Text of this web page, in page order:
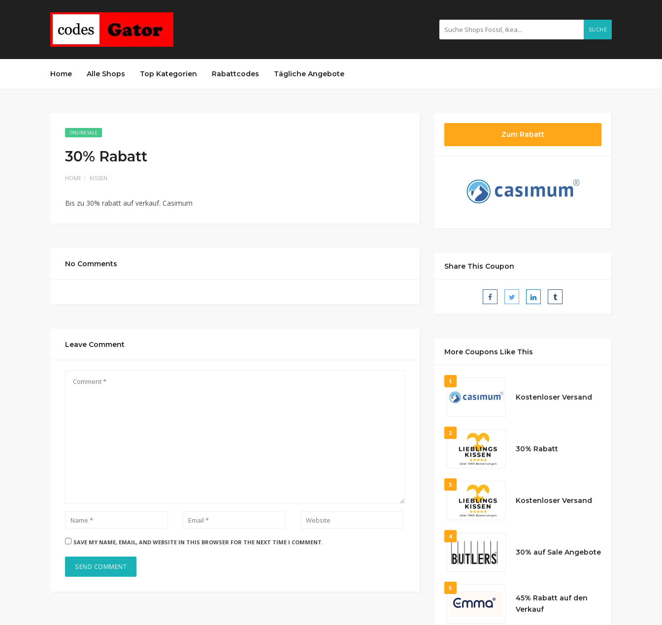
SUCHE
Home Alle Shops Top Kategorien Rabattcodes Tägliche Angebote
ONLINE SALE
30% Rabatt
HOME KISSEN
Bis zu 30% rabatt auf verkauf. Casimum
No Comments
Leave Comment
SAVE MY NAME, EMAIL, AND WEBSITE IN THIS BROWSER FOR THE NEXT TIME I COMMENT.
Zum Rabatt
Share This Coupon
More Coupons Like This
1
Kostenloser Versand
2
30% Rabatt
3
Kostenloser Versand
4
30% auf Sale Angebote
5
45% Rabatt auf den
Verkauf